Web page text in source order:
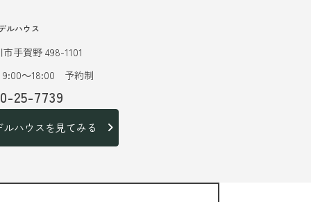
ルハウス
手賀野 498-1101
9:00～18:00 予約制
25-7739
ルハウスを見てみる